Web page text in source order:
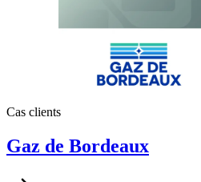
Cas clients
Gaz de Bordeaux